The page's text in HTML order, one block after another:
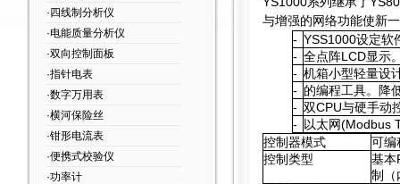
·四线制分析仪
·电能质量分析仪
·双向控制面板
·指针电表
·数字万用表
·横河保险丝
·钳形电流表
·便携式校验仪
·功率计
与增强的网络功能使新
- YSS1000设定软
- 全点阵LCD显示
- 机箱小型轻量设
- 的编程工具。降
- 双CPU与硬手动
-
以太网(Modbus
控制器模式
可编
控制类型
基本
制（